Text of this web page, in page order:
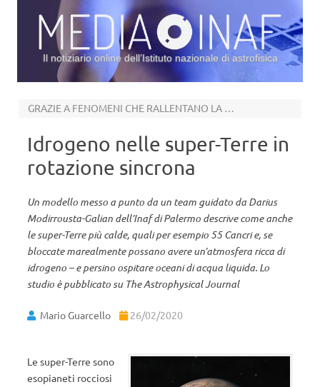
Il notiziario online dell’Istituto nazionale di astrofisica
GRAZIE A FENOMENI CHE RALLENTANO LA PERDITA DI ATMOSFERA
Idrogeno nelle super-Terre in
rotazione sincrona
Un modello messo a punto da un team guidato da Darius
Modirrousta-Galian dell’Inaf di Palermo descrive come anche
le super-Terre più calde, quali per esempio 55 Cancri e, se
bloccate marealmente possano avere un’atmosfera ricca di
idrogeno – e persino ospitare oceani di acqua liquida. Lo
studio è pubblicato su The Astrophysical Journal
Mario Guarcello 26/02/2020
Le super-Terre sono
esopianeti rocciosi